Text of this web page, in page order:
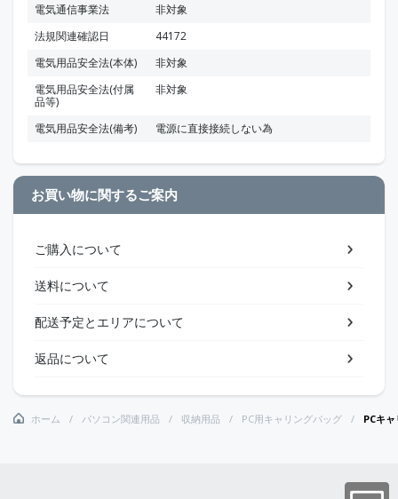
電気通信事業法
非対象
法規関連確認日
44172
電気用品安全法(本体)
非対象
電気用品安全法(付属
品等)
非対象
電気用品安全法(備考) 電源に直接接続しない為
お買い物に関するご案内
ご購入について
送料について
配送予定とエリアについて
返品について
ホーム パソコン関連用品 収納用品 PC用キャリングバッグ PCキ